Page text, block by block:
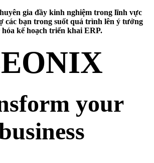
gia đầy kinh nghiệm trong lĩnh vực
các bạn trong suốt quá trình lên ý tưởng
kế hoạch triển khai ERP.
your